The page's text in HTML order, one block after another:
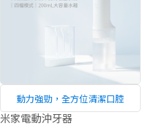
動力強勁，全方位清潔口腔
米家電動沖牙器